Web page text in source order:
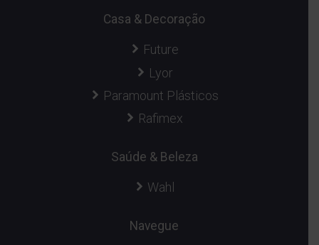
Casa & Decoração
Future
Lyor
Paramount Plásticos
Rafimex
Saúde & Beleza
Wahl
Navegue